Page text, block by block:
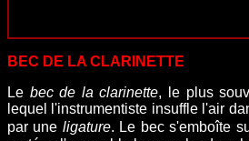
BEC DE LA CLARINETTE
Le bec de la clarinette, le plus
lequel l'instrumentiste insuffle l'air
par une ligature. Le bec s'emboîte